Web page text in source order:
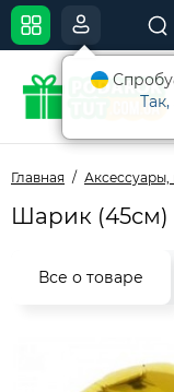
Главная
Шарик (45см)
Все о товаре
Так,